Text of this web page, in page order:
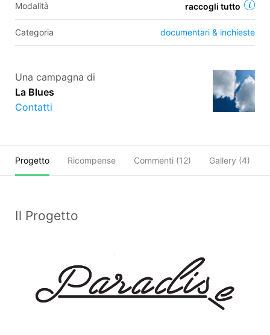
IT
ES
Modalità raccogli tutto
Categoria documentari & inchieste
Una campagna di
La Blues
Contatti
Progetto Ricompense Commenti (12) Gallery (4)
Il Progetto